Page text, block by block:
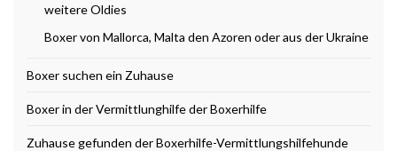
weitere Oldies
Boxer von Mallorca, Malta den Azoren oder aus der Ukraine
Boxer suchen ein Zuhause
Boxer in der Vermittlunghilfe der Boxerhilfe
Zuhause gefunden der Boxerhilfe-Vermittlungshilfehunde